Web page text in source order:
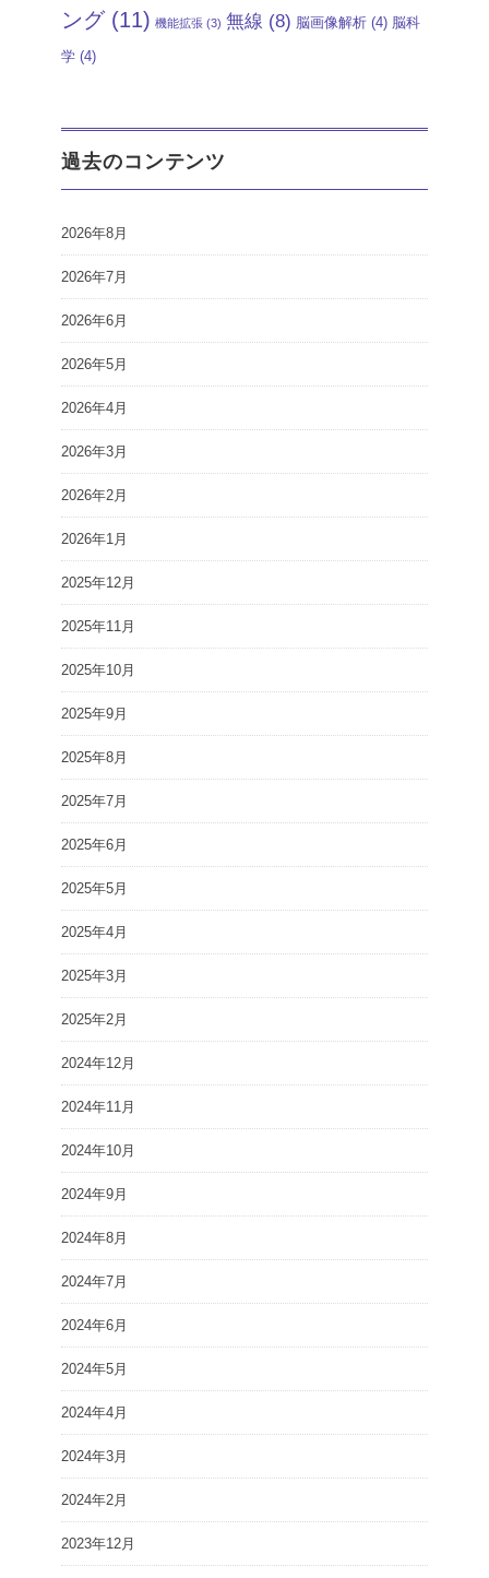
ング(11) 機能拡張 (3) 無線 (8) 脳画像解析 (4) 脳科
学 (4)
過去のコンテンツ
2026年8月
2026年7月
2026年6月
2026年5月
2026年4月
2026年3月
2026年2月
2026年1月
2025年12月
2025年11月
2025年10月
2025年9月
2025年8月
2025年7月
2025年6月
2025年5月
2025年4月
2025年3月
2025年2月
2024年12月
2024年11月
2024年10月
2024年9月
2024年8月
2024年7月
2024年6月
2024年5月
2024年4月
2024年3月
2024年2月
2023年12月